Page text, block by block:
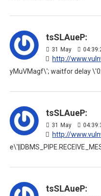
tsSLAueP:
31 May
http://
yMuVMagf\'; waitfor delay
tsSLAueP:
31 May
http://
tsSLAueP: